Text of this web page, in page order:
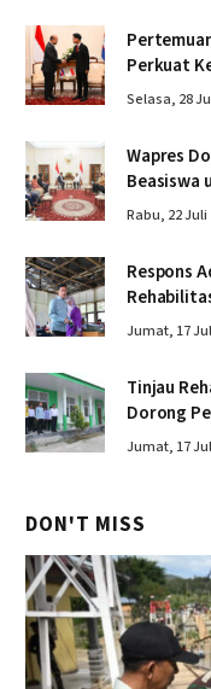
Perkuat
Kamboja
Selasa, 28
Wapres
Beasiswa
Rabu, 22 Juli
Respons
Jumat, 17
Tinjau
Dorong
Jumat, 17
DON'T MISS